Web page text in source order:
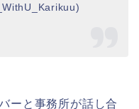
ーと事務所が話し合